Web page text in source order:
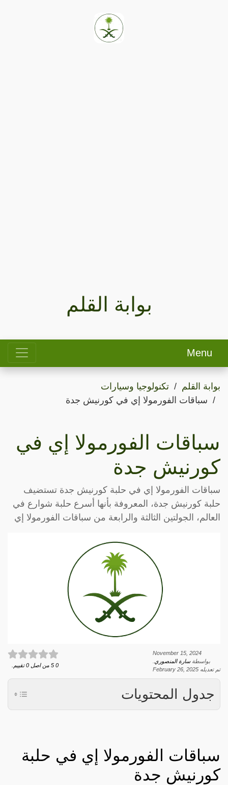
بوابة القلم
Menu
بوابة القلم
تكنولوجيا وسيارات
سباقات الفورمولا إي في كورنيش جدة
سباقات الفورمولا إي في
كورنيش جدة
سباقات الفورمولا إي في حلبة كورنيش جدة تستضيف
حلبة كورنيش جدة، المعروفة بأنها أسرع حلبة شوارع في
العالم، الجولتين الثالثة والرابعة من سباقات الفورمولا إي
November 15, 2024
بواسطةسارة المنصوري
تم تعديله February 26, 2025
0
5 من اصل 0 تقييم.
جدول المحتويات
سباقات الفورمولا إي في حلبة
كورنيش جدة